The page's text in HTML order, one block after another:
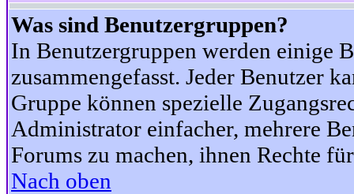
Was sind Benutzergruppen?
In Benutzergruppen werden einige
zusammengefasst. Jeder Benutzer
Gruppe können spezielle
Administrator einfacher, mehrere
Forums zu machen, ihnen Rechte
Nach oben